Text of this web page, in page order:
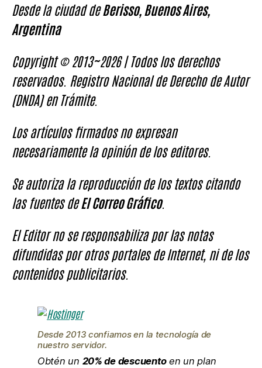
Desde la ciudad deBerisso, Buenos Aires,
Argentina
Copyright © 2013~2026 | Todos los derechos
reservados. Registro Nacional de Derecho de Autor
(DNDA) en Trámite.
Los artículos firmados no expresan
necesariamente la opinión de los editores.
Se autoriza la reproducción de los textos citando
las fuentes deEl Correo Gráfico.
El Editor no se responsabiliza por las notas
difundidas por otros portales de Internet, ni de los
contenidos publicitarios.
Desde 2013 confiamos en la tecnología de
nuestro servidor.
Obtén un 20% de descuentoen un plan